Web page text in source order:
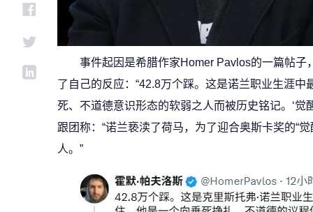
事件起因是希腊作家Homer Pavlos的一篇帖
了自己的反应：“42.8万个踩。这是诺兰职业生涯
死、不道德意识形态的软弱之人而被历史铭记。‘觉
跟团称：“诺兰亵渎了荷马，为了迎合奥斯卡奖的“
人。”